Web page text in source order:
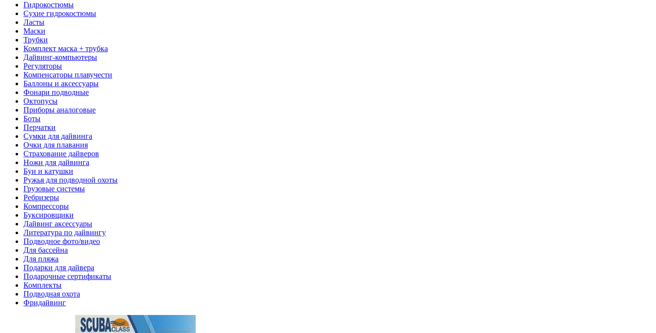
Гидрокостюмы
Сухие гидрокостюмы
Ласты
Маски
Трубки
Комплект маска + трубка
Дайвинг-компьютеры
Регуляторы
Компенсаторы плавучести
Баллоны и аксессуары
Фонари подводные
Октопусы
Приборы аналоговые
Боты
Перчатки
Сумки для дайвинга
Очки для плавания
Страхование дайверов
Ножи для дайвинга
Буи и катушки
Ружья для подводной охоты
Грузовые системы
Ребризеры
Компрессоры
Буксировщики
Дайвинг аксессуары
Литература по дайвингу
Подводное фото/видео
Для бассейна
Для пляжа
Подарки для дайвера
Подарочные сертификаты
Комплекты
Подводная охота
Фридайвинг